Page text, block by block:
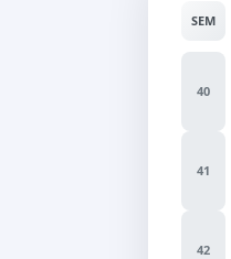
SEM
40
41
42